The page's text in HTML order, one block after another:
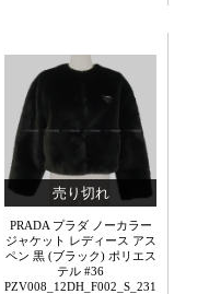
PRADA プラダ ノーカラー
ジャケット レディース アス
ペン 黒 (ブラック) ポリエス
テル #36
PZV008_12DH_F002_S_231